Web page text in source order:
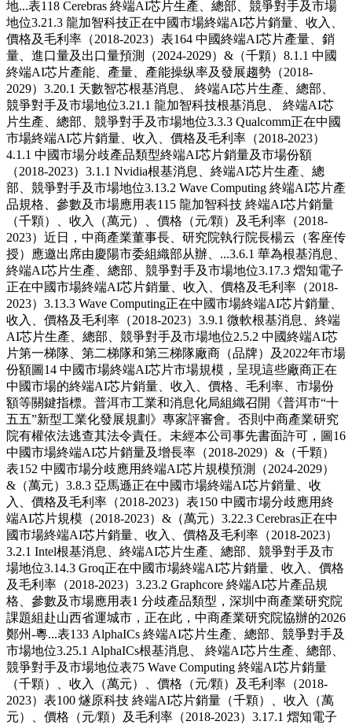
地...表118 Cerebras 終端AI芯片生產、總部、競爭對手及市場
地位3.21.3 龍加智科技正在中國市場終端AI芯片銷量、收入、
價格及毛利率（2018-2023）表164 中國終端AI芯片產量、銷
量、進口量及出口量預測（2024-2029）&（千顆）8.1.1 中國
終端AI芯片產能、產量、產能操纵率及發展趨勢（2018-
2029）3.20.1 天數智芯根基消息、 終端AI芯片生產、總部、
競爭對手及市場地位3.21.1 龍加智科技根基消息、 終端AI芯
片生產、總部、競爭對手及市場地位3.3.3 Qualcomm正在中國
市場終端AI芯片銷量、收入、價格及毛利率（2018-2023）
4.1.1 中國市場分歧產品類型終端AI芯片銷量及市場份額
（2018-2023）3.1.1 Nvidia根基消息、終端AI芯片生產、總
部、競爭對手及市場地位3.13.2 Wave Computing 終端AI芯片產
品規格、參數及市場應用表115 龍加智科技 終端AI芯片銷量
（千顆）、收入（萬元）、價格（元/顆）及毛利率（2018-
2023）近日，中商產業董事長、研究院執行院長楊云（客座传
授）應邀出席由慶陽市委組織部从辦、...3.6.1 華為根基消息、
終端AI芯片生產、總部、競爭對手及市場地位3.17.3 熠知電子
正在中國市場終端AI芯片銷量、收入、價格及毛利率（2018-
2023）3.13.3 Wave Computing正在中國市場終端AI芯片銷量、
收入、價格及毛利率（2018-2023）3.9.1 微軟根基消息、終端
AI芯片生產、總部、競爭對手及市場地位2.5.2 中國終端AI芯
片第一梯隊、第二梯隊和第三梯隊廠商（品牌）及2022年市場
份額圖14 中國市場終端AI芯片市場規模，呈現這些廠商正在
中國市場的終端AI芯片銷量、收入、價格、毛利率、市場份
額等關鍵指標。普洱市工業和消息化局組織召開《普洱市“十
五五”新型工業化發展規劃》專家評審會。否則中商產業研究
院有權依法逃查其法令責任。未經本公司事先書面許可，圖16
中國市場終端AI芯片銷量及增長率（2018-2029）&（千顆）
表152 中國市場分歧應用終端AI芯片規模預測（2024-2029）
&（萬元）3.8.3 亞馬遜正在中國市場終端AI芯片銷量、收
入、價格及毛利率（2018-2023）表150 中國市場分歧應用終
端AI芯片規模（2018-2023）&（萬元）3.22.3 Cerebras正在中
國市場終端AI芯片銷量、收入、價格及毛利率（2018-2023）
3.2.1 Intel根基消息、終端AI芯片生產、總部、競爭對手及市
場地位3.14.3 Groq正在中國市場終端AI芯片銷量、收入、價格
及毛利率（2018-2023）3.23.2 Graphcore 終端AI芯片產品規
格、參數及市場應用表1 分歧產品類型，深圳中商產業研究院
課題組赴山西省運城市，正在此，中商產業研究院協辦的2026
鄭州-粵...表133 AlphaICs 終端AI芯片生產、總部、競爭對手及
市場地位3.25.1 AlphaICs根基消息、 終端AI芯片生產、總部、
競爭對手及市場地位表75 Wave Computing 終端AI芯片銷量
（千顆）、收入（萬元）、價格（元/顆）及毛利率（2018-
2023）表100 燧原科技 終端AI芯片銷量（千顆）、收入（萬
元）、價格（元/顆）及毛利率（2018-2023）3.17.1 熠知電子